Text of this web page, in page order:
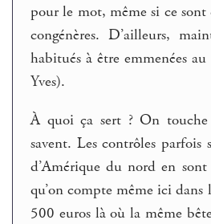
pour le mot, même si ce
congénères. D’ailleurs,
habitués à être emmenées
Yves).
À quoi ça sert ? On touche
savent. Les contrôles
d’Amérique du nord en sont
qu’on compte même ici
500 euros là où la même